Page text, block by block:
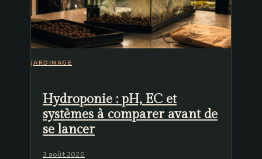
JARDINAGE
Hydroponie : pH, EC et
systèmes à comparer avant de
se lancer
3 août 2026